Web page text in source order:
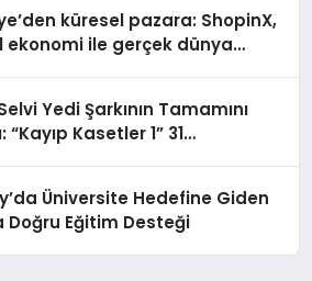
küresel pazara: ShopinX,
ekonomi ile gerçek dünya
Yedi Şarkının Tamamını
“Kayıp Kasetler 1” 31
Üniversite Hedefine Giden
Doğru Eğitim Desteği